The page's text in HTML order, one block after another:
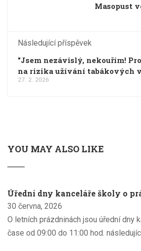
Masopust
Následující příspěvek
"Jsem nezávislý, nekouřím!
na rizika užívání tabákových
27. 2. 2026
YOU MAY ALSO LIKE
Úřední dny kanceláře školy o
30 června, 2026
O letních prázdninách jsou úřední dny
čase od 09:00 do 11:00 hod.